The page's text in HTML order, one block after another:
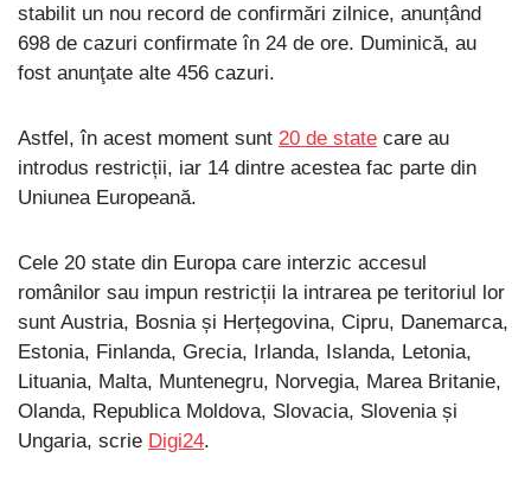
stabilit un nou record de confirmări zilnice, anunțând
698 de cazuri confirmate în 24 de ore. Duminică, au
fost anunţate alte 456 cazuri.
Astfel, în acest moment sunt 20 de state care au
introdus restricții, iar 14 dintre acestea fac parte din
Uniunea Europeană.
Cele 20 state din Europa care interzic accesul
românilor sau impun restricții la intrarea pe teritoriul lor
sunt Austria, Bosnia și Herțegovina, Cipru, Danemarca,
Estonia, Finlanda, Grecia, Irlanda, Islanda, Letonia,
Lituania, Malta, Muntenegru, Norvegia, Marea Britanie,
Olanda, Republica Moldova, Slovacia, Slovenia și
Ungaria, scrie Digi24.